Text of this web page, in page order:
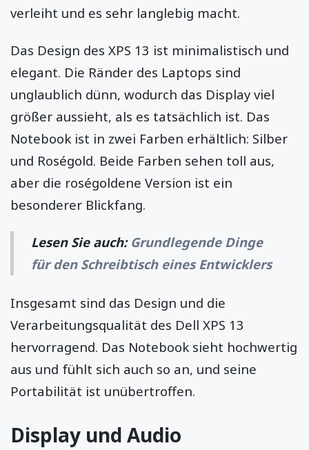
verleiht und es sehr langlebig macht.
Das Design des XPS 13 ist minimalistisch und
elegant. Die Ränder des Laptops sind
unglaublich dünn, wodurch das Display viel
größer aussieht, als es tatsächlich ist. Das
Notebook ist in zwei Farben erhältlich: Silber
und Roségold. Beide Farben sehen toll aus,
aber die roségoldene Version ist ein
besonderer Blickfang.
Lesen Sie auch: Grundlegende Dinge
für den Schreibtisch eines Entwicklers
Insgesamt sind das Design und die
Verarbeitungsqualität des Dell XPS 13
hervorragend. Das Notebook sieht hochwertig
aus und fühlt sich auch so an, und seine
Portabilität ist unübertroffen.
Display und Audio